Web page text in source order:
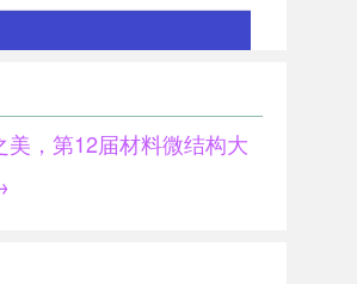
美，第12届材料微结构大